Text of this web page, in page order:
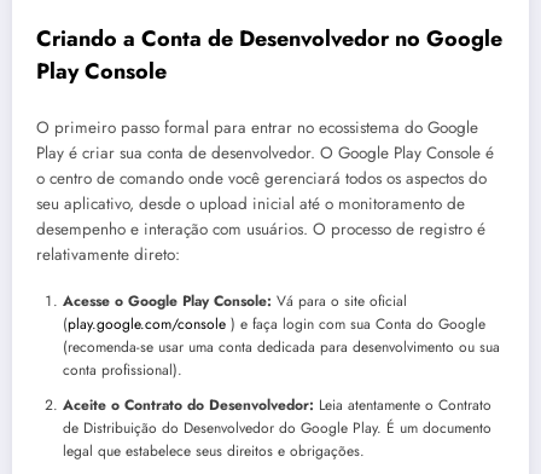
Criando a Conta de Desenvolvedor no Google
Play Console
O primeiro passo formal para entrar no ecossistema do Google
Play é criar sua conta de desenvolvedor. O Google Play Console é
o centro de comando onde você gerenciará todos os aspectos do
seu aplicativo, desde o upload inicial até o monitoramento de
desempenho e interação com usuários. O processo de registro é
relativamente direto:
Acesse o Google Play Console: Vá para o site oficial
(play.google.com/console ) e faça login com sua Conta do Google
(recomenda-se usar uma conta dedicada para desenvolvimento ou sua
conta profissional).
Aceite o Contrato do Desenvolvedor: Leia atentamente o Contrato
de Distribuição do Desenvolvedor do Google Play. É um documento
legal que estabelece seus direitos e obrigações.